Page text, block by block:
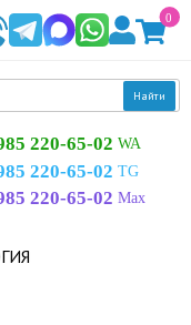
0
Найти
220-65-02 WA
220-65-02 TG
220-65-02 Max